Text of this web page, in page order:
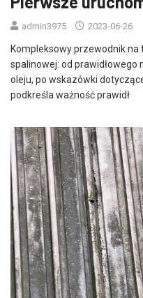
admin3975 2023-06-26
Kompleksowy przewodnik
spalinowej: od
oleju, po wskazówki
podkreśla ważność prawidł